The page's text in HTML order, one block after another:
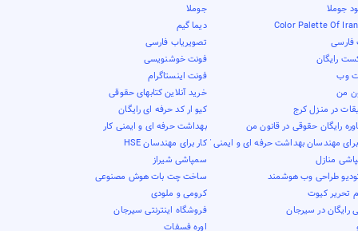
جوملا
جوملا
Color Palette Of
دیما گیم
تصویریاب فارسی
رایگان
فونت خوشنویسی
وب
فونت اینستاگرام
من
خرید آنلاین کتابهای حقوقی
در منزل کرج
کیو ار کد حرفه ای رایگان
رایگان حقوقی در قانون من
بهداشت حرفه ای و ایمنی کار
برای مهندسان بهداشت حرفه ای و ایمنی کارکار برای مهندسان HSE
منازل
سمپاشی شیراز
طراحی وب هوشمند
ساخت چت بات هوش مصنوعی
تحریر کیوت
کرومی و ملودی
رایگان در سیرجان
فروشگاه اینترنتی سیرجان
اوره فسفات